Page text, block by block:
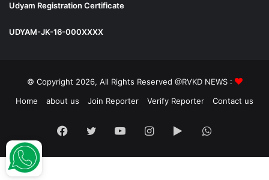
Udyam Registration Certificate
UDYAM-JK-16-000XXXX
© Copyright 2026, All Rights Reserved @RVKD NEWS :
Home
about us Join Reporter Verify Reporter Contact us
Facebook
TwitterYouTubeInstagram
Google
Play
WhatsApp